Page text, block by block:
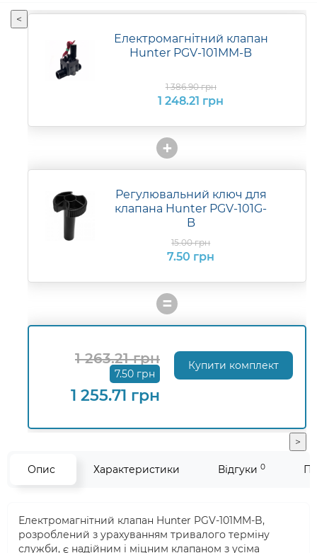
<
Електромагнітний клапан
Hunter PGV-101MM-B
1 386.90 грн
1 248.21 грн
+
Регулювальний ключ для
клапана Hunter PGV-101G-
B
15.00 грн
7.50 грн
=
1 263.21 грн
7.50 грн
1 255.71 грн
Купити комплект
>
Опис Характеристики Відгуки 0
Електромагнітний клапан Hunter PGV-101MM-B,
розроблений з урахуванням тривалого терміну
служби, є надійним і міцним клапаном з усіма